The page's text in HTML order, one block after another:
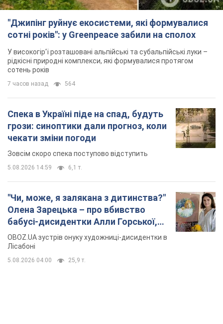
"Джипінг руйнує екосистеми, які формувалися
сотні років": у Greenpeace забили на сполох
У високогір'ї розташовані альпійські та субальпійські луки –
рідкісні природні комплекси, які формувалися протягом
сотень років
7 часов назад 564
Спека в Україні піде на спад, будуть
грози: синоптики дали прогноз, коли
чекати зміни погоди
Зовсім скоро спека поступово відступить
5.08.2026 14:59 6,1 т.
"Чи, може, я залякана з дитинства?"
Олена Зарецька – про вбивство
бабусі-дисидентки Алли Горської,
критику Дмитра Стуса та втечу в
Португалію з 5 дітьми
OBOZ.UA зустрів онуку художниці-дисидентки в
Лісабоні
5.08.2026 04:00 25,9 т.